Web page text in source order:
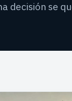
decisión se